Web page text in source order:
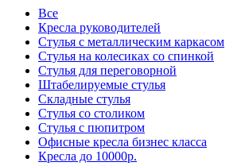
Все
Кресла руководителей
Стулья с металлическим каркасом
Стулья на колесиках со спинкой
Стулья для переговорной
Штабелируемые стулья
Складные стулья
Стулья со столиком
Стулья с пюпитром
Офисные кресла бизнес класса
Кресла до 10000р.